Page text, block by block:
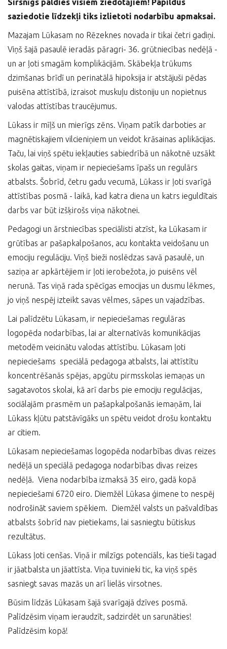
Sirsnīgs paldies visiem ziedotājiem! Papildus
saziedotie līdzekļi tiks izlietoti nodarbību apmaksai.
Mazajam Lūkasam no Rēzeknes novada ir tikai četri gadiņi.
Viņš šajā pasaulē ieradās pāragri- 36. grūtniecības nedēļā -
un ar ļoti smagām komplikācijām. Skābekļa trūkums
dzimšanas brīdī un perinatālā hipoksija ir atstājuši pēdas
puisēna attīstībā, izraisot muskuļu distoniju un nopietnus
valodas attīstības traucējumus.
Lūkass ir mīļš un mierīgs zēns. Viņam patīk darboties ar
magnētiskajiem vilcieniņiem un veidot krāsainas aplikācijas.
Taču, lai viņš spētu iekļauties sabiedrībā un nākotnē uzsākt
skolas gaitas, viņam ir nepieciešams īpašs un regulārs
atbalsts. Šobrīd, četru gadu vecumā, Lūkass ir ļoti svarīgā
attīstības posmā - laikā, kad katra diena un katrs ieguldītais
darbs var būt izšķirošs viņa nākotnei.
Pedagogi un ārstniecības speciālisti atzīst, ka Lūkasam ir
grūtības ar pašapkalpošanos, acu kontakta veidošanu un
emociju regulāciju. Viņš bieži noslēdzas savā pasaulē, un
saziņa ar apkārtējiem ir ļoti ierobežota, jo puisēns vēl
nerunā. Tas viņā rada spēcīgas emocijas un dusmu lēkmes,
jo viņš nespēj izteikt savas vēlmes, sāpes un vajadzības.
Lai palīdzētu Lūkasam, ir nepieciešamas regulāras
logopēda nodarbības, lai ar alternatīvās komunikācijas
metodēm veicinātu valodas attīstību. Lūkasam ļoti
nepieciešams speciālā pedagoga atbalsts, lai attīstītu
koncentrēšanās spējas, apgūtu pirmsskolas iemaņas un
sagatavotos skolai, kā arī darbs pie emociju regulācijas,
sociālajām prasmēm un pašapkalpošanās iemaņām, lai
Lūkass kļūtu patstāvīgāks un spētu veidot drošu kontaktu
ar citiem.
Lūkasam nepieciešamas logopēda nodarbības divas reizes
nedēļā un speciālā pedagoga nodarbības divas reizes
nedēļā. Viena nodarbība izmaksā 35 eiro, gadā kopā
nepieciešami 6720 eiro. Diemžēl Lūkasa ģimene to nespēj
nodrošināt saviem spēkiem. Diemžēl valsts un pašvaldības
atbalsts šobrīd nav pietiekams, lai sasniegtu būtiskus
rezultātus.
Lūkass ļoti cenšas. Viņā ir milzīgs potenciāls, kas tieši tagad
ir jāatbalsta un jāattīsta. Viņa tuvinieki tic, ka viņš spēs
sasniegt savas mazās un arī lielās virsotnes.
Būsim līdzās Lūkasam šajā svarīgajā dzīves posmā.
Palīdzēsim viņam ieraudzīt, sadzirdēt un sarunāties!
Palīdzēsim kopā!